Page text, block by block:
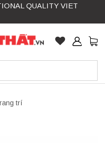
QUALITY VIET
trí